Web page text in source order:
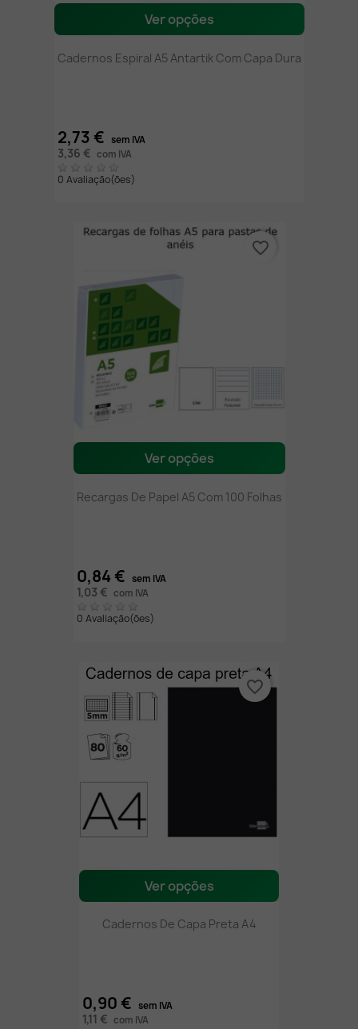
Ver opções
Cadernos Espiral A5 Antartik Com Capa Dura
2,73 € sem IVA
3,36 € com IVA
0 Avaliação(ões)
Ver opções
Recargas De Papel A5 Com 100 Folhas
0,84 € sem IVA
1,03 € com IVA
0 Avaliação(ões)
favorite_border
Ver opções
Cadernos De Capa Preta A4
0,90 € sem IVA
1,11 € com IVA
favorite_border